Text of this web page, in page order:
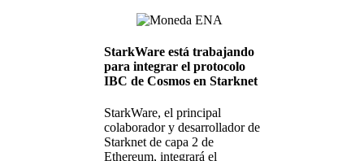
StarkWare está trabajando
para integrar el protocolo
IBC de Cosmos en Starknet
StarkWare, el principal
colaborador y desarrollador de
Starknet de capa 2 de
Ethereum, integrará el